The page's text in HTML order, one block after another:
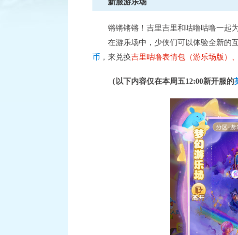
已结束
积分赛：1月6日-1月27日
比赛时间：每月
新服游乐场
锵锵锵锵！吉里吉里和咕噜咕噜一起
在游乐场中，少侠们可以体验全新
币 ，来兑换吉里咕噜表情包（游乐场版）
（以下内容仅在本周五12:00新开服的